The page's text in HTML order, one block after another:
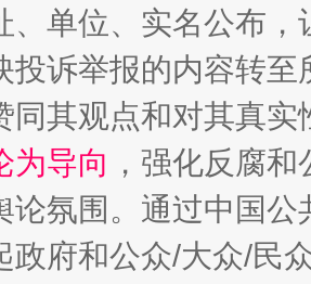
力责任有效落实 一纸欠
、单位、实名公布
投诉举报的内容转
同其观点和对其真实
为导向 ，强化反腐
论氛围。通过中国
政府和公众/大众/民